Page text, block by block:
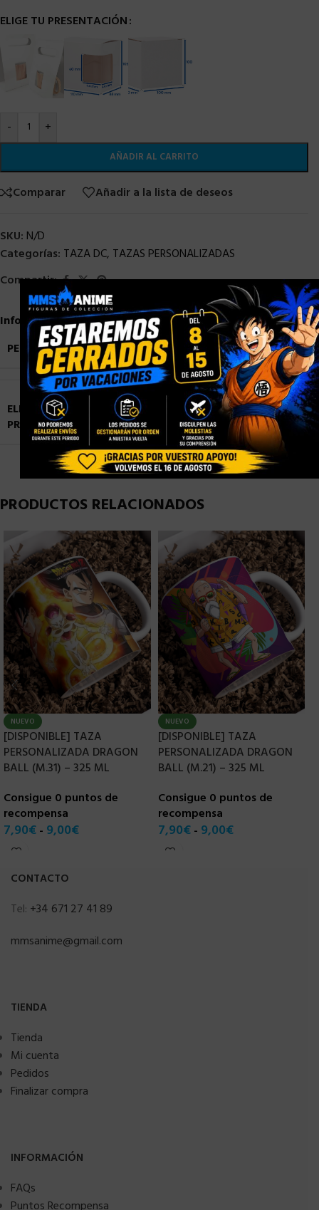
ELIGE TU PRESENTACIÓN
- +
AÑADIR AL CARRITO
Comparar Añadir a la lista de deseos
SKU: N/D
Categorías: TAZA DC, TAZAS PERSONALIZADAS
Compartir:
Información adicional
PESO
0,9 kg
ELIGE TU
PRESENTACIÓN
Blister Personalizado, Caja con Ventana
Personalizada ,Caja Normal sin Ventana
PRODUCTOS RELACIONADOS
NUEVO
[DISPONIBLE] TAZA
PERSONALIZADA DRAGON
BALL (M.31) – 325 ML
Consigue 0 puntos de
recompensa
7,90€- 9,00€
NUEVO
[DISPONIBLE] TAZA
PERSONALIZADA DRAGON
BALL (M.21) – 325 ML
Consigue 0 puntos de
recompensa
7,90€ - 9,00€
CONTACTO
Tel: +34 671 27 41 89
mmsanime@gmail.com
TIENDA
Tienda
Mi cuenta
Pedidos
Finalizar compra
INFORMACIÓN
FAQs
Puntos Recompensa
×